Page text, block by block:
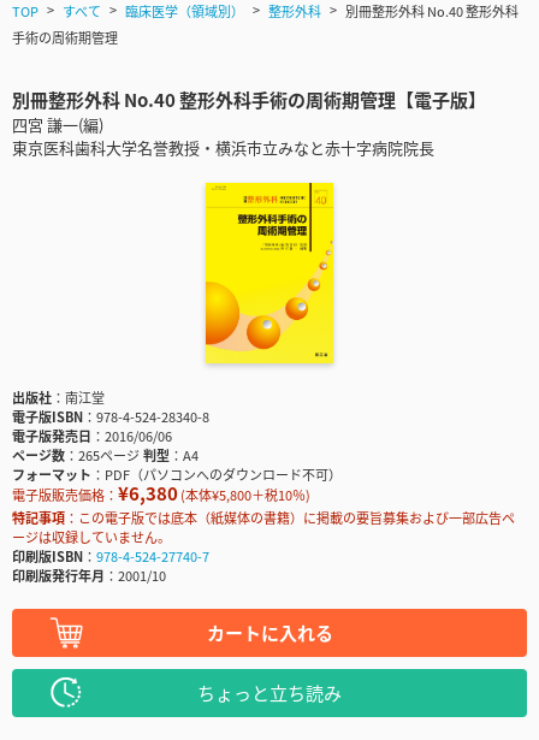
TOP すべて 臨床医学（領域別） 整形外科
別冊整形外科 No.40 整形外科
手術の周術期管理
別冊整形外科 No.40 整形外科手術の周術期管理【電子版】
四宮 謙一(編)
東京医科歯科大学名誉教授・横浜市立みなと赤十字病院院長
出版社
南江堂
電子版ISBN
978-4-524-28340-8
電子版発売日
2016/06/06
ページ数
265ページ判型
A4
フォーマット
PDF（パソコンへのダウンロード不可）
電子版販売価格： ¥6,380(本体¥5,800＋税10％)
特記事項
この電子版では底本（紙媒体の書籍）に掲載の要旨募集および一部広告ペ
ージは収録していません。
印刷版ISBN
978-4-524-27740-7
印刷版発行年月
2001/10
カートに入れる
ちょっと立ち読み